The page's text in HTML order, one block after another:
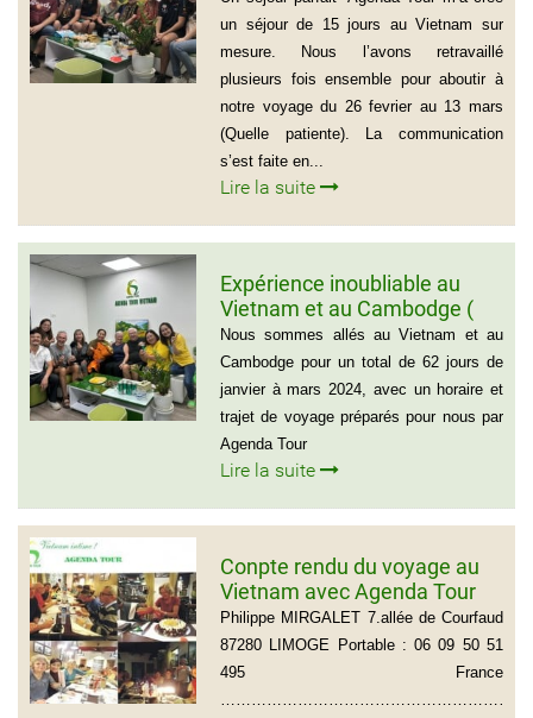
PASCAL CESCON)
un séjour de 15 jours au Vietnam sur
mesure. Nous l’avons retravaillé
plusieurs fois ensemble pour aboutir à
notre voyage du 26 fevrier au 13 mars
(Quelle patiente). La communication
s’est faite en...
Lire la suite
Expérience inoubliable au
Vietnam et au Cambodge (
Groupe de monsieur Jean
Pierre Lapointe)
Nous sommes allés au Vietnam et au
Cambodge pour un total de 62 jours de
janvier à mars 2024, avec un horaire et
trajet de voyage préparés pour nous par
Agenda Tour
Lire la suite
Conpte rendu du voyage au
Vietnam avec Agenda Tour
du groupe de Mr Philippe
MIRGALET (15 personnes)
Philippe MIRGALET 7.allée de Courfaud
87280 LIMOGE Portable : 06 09 50 51
495 France